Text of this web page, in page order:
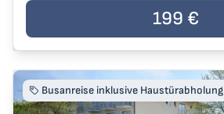
Der Preis der Reise beträgt 199 €
199 €
Busanreise inklusive Haustürabholung